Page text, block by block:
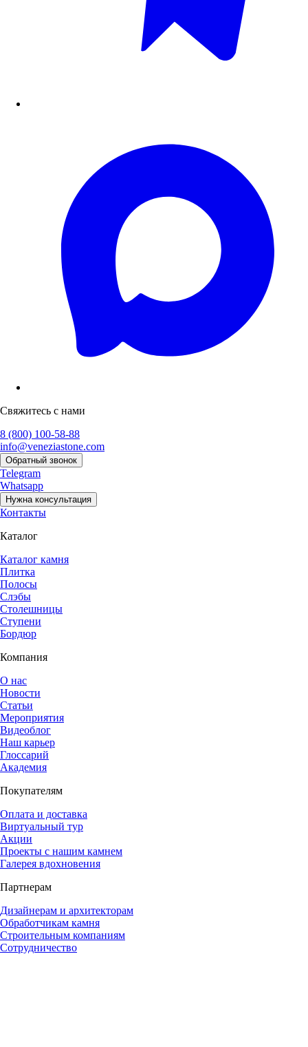
Свяжитесь с нами
8 (800) 100-58-88
info@veneziastone.com
Обратный звонок
Telegram
Whatsapp
Нужна консультация
Контакты
Каталог
Каталог камня
Плитка
Полосы
Слэбы
Столешницы
Ступени
Бордюр
Компания
О нас
Новости
Статьи
Мероприятия
Видеоблог
Наш карьер
Глоссарий
Академия
Покупателям
Оплата и доставка
Виртуальный тур
Акции
Проекты с нашим камнем
Галерея вдохновения
Партнерам
Дизайнерам и архитекторам
Обработчикам камня
Строительным компаниям
Сотрудничество